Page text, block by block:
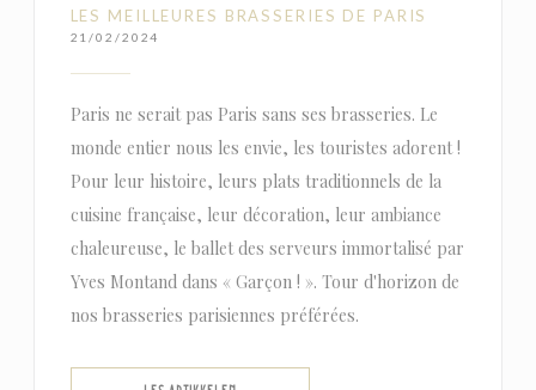
LES MEILLEURES BRASSERIES DE PARIS
21/02/2024
Paris ne serait pas Paris sans ses brasseries. Le
monde entier nous les envie, les touristes adorent !
Pour leur histoire, leurs plats traditionnels de la
cuisine française, leur décoration, leur ambiance
chaleureuse, le ballet des serveurs immortalisé par
Yves Montand dans « Garçon ! ». Tour d'horizon de
nos brasseries parisiennes préférées.